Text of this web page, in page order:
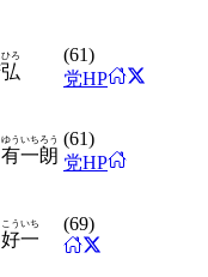
ろ (61)
党HP
有一朗
ゆういちろう (61)
党HP
好一
こういち (69)